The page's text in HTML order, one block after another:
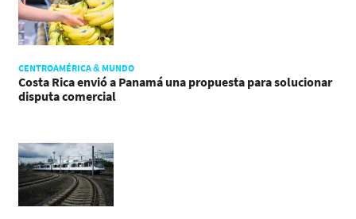
CENTROAMÉRICA & MUNDO
Costa Rica envió a Panamá una propuesta para solucionar
disputa comercial